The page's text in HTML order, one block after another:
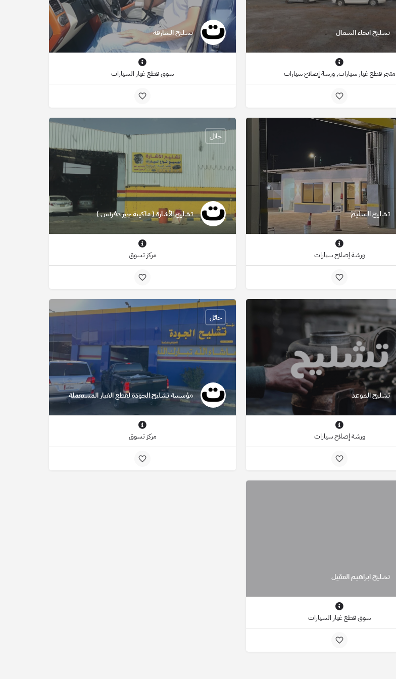
تشليح انحاء الشمال
متجر قطع غيار سيارات, ورشة إصلاح سيارات
تشليح الشارقه
سوق قطع غيار السيارات
تشليح السليم
ورشة إصلاح سيارات
تشليح الأشارة ( ماكينة جير دفرنس )
حائل
مركز تسوق
تشليح الموعد
ورشة إصلاح سيارات
مؤسسة تشليح الجودة لقطع الغيار المستعملة
حائل
مركز تسوق
تشليح ابراهيم العقيل
سوق قطع غيار السيارات